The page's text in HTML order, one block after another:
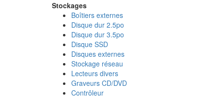
Stockages
Boîtiers externes
Disque dur 2.5po
Disque dur 3.5po
Disque SSD
Disques externes
Stockage réseau
Lecteurs divers
Graveurs CD/DVD
Contrôleur